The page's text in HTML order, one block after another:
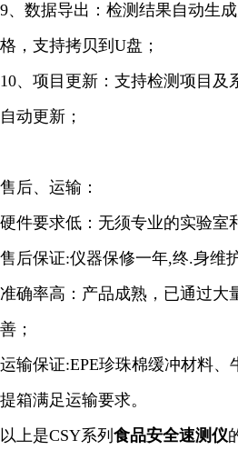
9、数据导出：检测结果自动生
格，支持拷贝到U盘；
10、项目更新：支持检测项目及
自动更新；
售后、运输：
硬件要求低：无须专业的实验室
售后保证:仪器保修一年,终.身维
准确率高：产品成熟，已通过大
善；
运输保证:EPE珍珠棉缓冲材料
提箱满足运输要求。
以上是CSY系列 食品安全速测仪